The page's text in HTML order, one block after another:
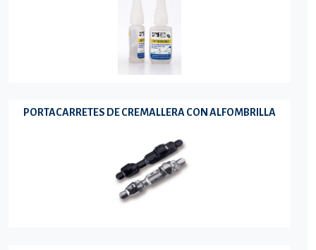
PORTACARRETES DE CREMALLERA CON ALFOMBRILLA